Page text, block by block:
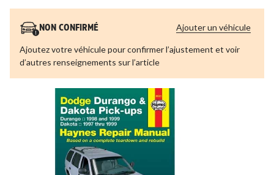
NON CONFIRMÉ
Ajoutez votre véhicule pour confirmer l’ajustement et voir
d’autres renseignements sur l’article
Ajouter un véhicule